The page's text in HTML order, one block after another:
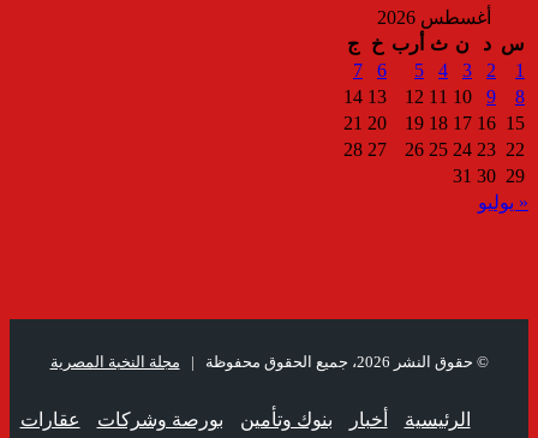
أغسطس 2026
س د ن ث أرب خ
ج
1
2
3
4
5
6
7
8
9
10
11
12
13
14
15
16
17
18
19
20
21
22
23
24
25
26
27
28
29
30
31
« يوليو
© حقوق النشر 2026، جميع الحقوق محفوظة | مجلة النخبة المصرية
الرئيسية أخبار بنوك وتأمين بورصة وشركات عقارات